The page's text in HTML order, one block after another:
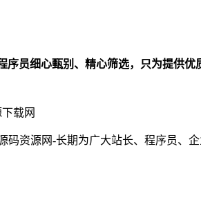
序员细心甄别、精心筛选，只为提供优
码资源网-长期为广大站长、程序员